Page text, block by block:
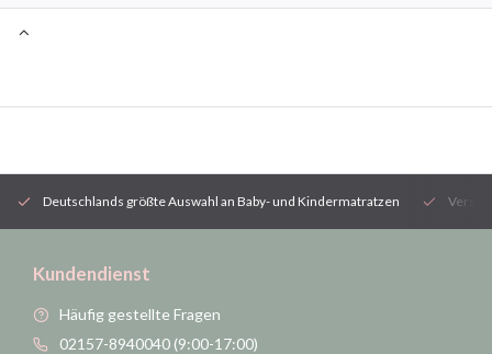
Deutschlands größte Auswahl an Baby- und Kindermatratzen
Kundendienst
Häufig gestellte Fragen
02157-8940040 (9:00-17:00)